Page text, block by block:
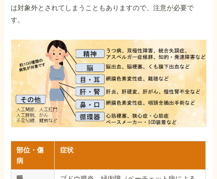
は対象外とされてしまうこともありますので、注意が必要で
す。
部位・傷
病
症状